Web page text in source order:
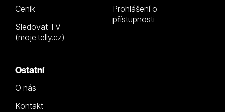
Ceník
Sledovat TV
(moje.telly.cz)
Prohlášení o
přístupnosti
Ostatní
O nás
Kontakt